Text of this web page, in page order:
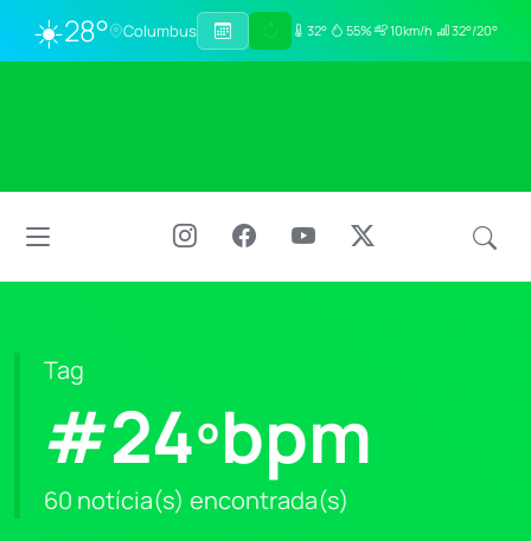
☀️28° Columbus 32° 55% 10km/h 32°/20°
Tag
#24ºbpm
60 notícia(s) encontrada(s)